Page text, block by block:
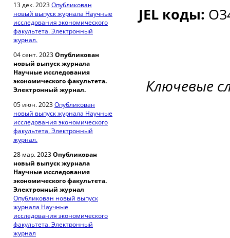
13 дек. 2023Опубликован
новый выпуск журнала Научные
исследования экономического
факультета. Электронный
журнал.
04 сент. 2023Опубликован
новый выпуск журнала
Научные исследования
экономического факультета.
Электронный журнал.
05 июн. 2023Опубликован
новый выпуск журнала Научные
исследования экономического
факультета. Электронный
журнал.
28 мар. 2023Опубликован
новый выпуск журнала
Научные исследования
экономического факультета.
Электронный журнал
Опубликован новый выпуск
журнала Научные
исследования экономического
факультета. Электронный
журнал
JEL коды:
Ключевые